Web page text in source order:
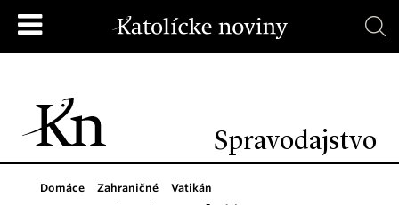
Spravodajstvo
Domáce Zahraničné Vatikán